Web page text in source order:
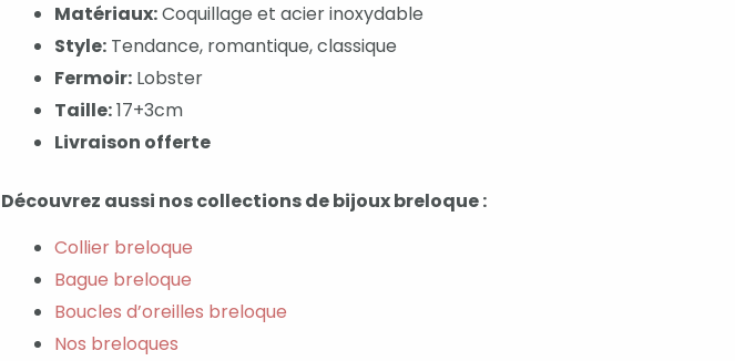
Matériaux:Coquillage et acier inoxydable
Style: Tendance, romantique, classique
Fermoir: Lobster
Taille:17+3cm
Livraison offerte
Découvrez aussi nos collections de bijoux breloque :
Collier breloque
Bague breloque
Boucles d’oreilles breloque
Nos breloques